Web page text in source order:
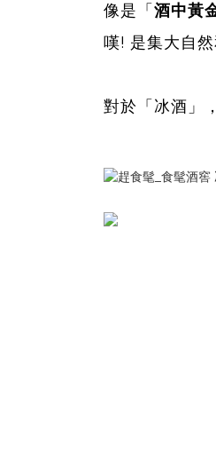
像是「 酒中黃
嘆! 是集大自
對於「冰酒」